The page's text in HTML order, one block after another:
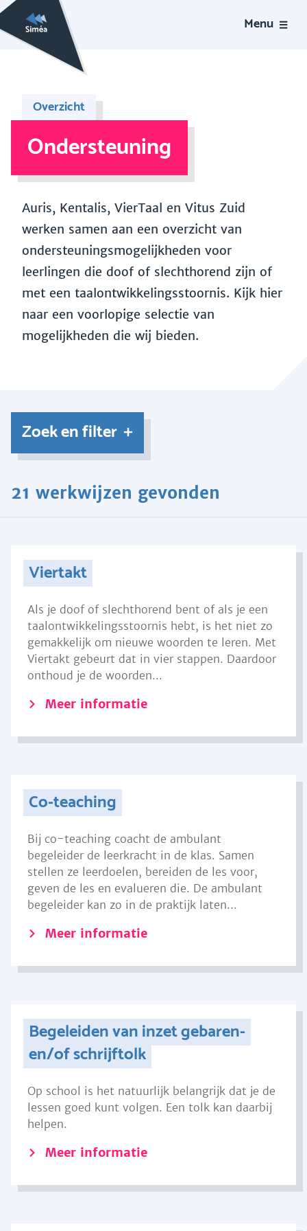
Menu
Overzicht
Ondersteuning
Auris, Kentalis, VierTaal en Vitus Zuid
werken samen aan een overzicht van
ondersteuningsmogelijkheden voor
leerlingen die doof of slechthorend zijn of
met een taalontwikkelingsstoornis. Kijk hier
naar een voorlopige selectie van
mogelijkheden die wij bieden.
Zoek en filter
21 werkwijzen gevonden
Viertakt
Als je doof of slechthorend bent of als je een
taalontwikkelingsstoornis hebt, is het niet zo
gemakkelijk om nieuwe woorden te leren. Met
Viertakt gebeurt dat in vier stappen. Daardoor
onthoud je de woorden...
Meer informatie
Co-teaching
Bij co-teaching coacht de ambulant
begeleider de leerkracht in de klas. Samen
stellen ze leerdoelen, bereiden de les voor,
geven de les en evalueren die. De ambulant
begeleider kan zo in de praktijk laten...
Meer informatie
Begeleiden van inzet gebaren-
en/of schrijftolk
Op school is het natuurlijk belangrijk dat je de
lessen goed kunt volgen. Een tolk kan daarbij
helpen.
Meer informatie